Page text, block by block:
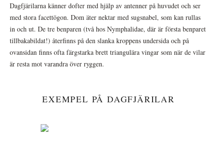
Dagfjärilarna känner dofter med hjälp av antenner på huvudet och ser
med stora facettögon. Dom äter nektar med sugsnabel, som kan rullas
in och ut. De tre benparen (två hos Nymphalidae, där är första benparet
tillbakabildat!) återfinns på den slanka kroppens undersida och på
ovansidan finns ofta färgstarka brett triangulära vingar som när de vilar
är resta mot varandra över ryggen.
EXEMPEL PÅ DAGFJÄRILAR